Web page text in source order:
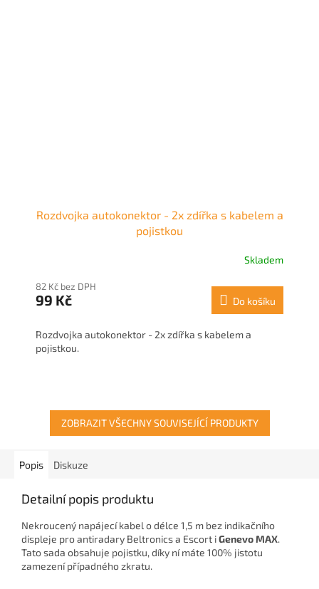
Rozdvojka autokonektor - 2x zdířka s kabelem a
pojistkou
Skladem
82 Kč bez DPH
99 Kč Do košíku
Rozdvojka autokonektor - 2x zdířka s kabelem a
pojistkou.
ZOBRAZIT VŠECHNY SOUVISEJÍCÍ PRODUKTY
Popis Diskuze
Detailní popis produktu
Nekroucený napájecí kabel o délce 1,5 m bez indikačního
displeje pro antiradary Beltronics a Escort iGenevo MAX.
Tato sada obsahuje pojistku, díky ní máte 100% jistotu
zamezení případného zkratu.